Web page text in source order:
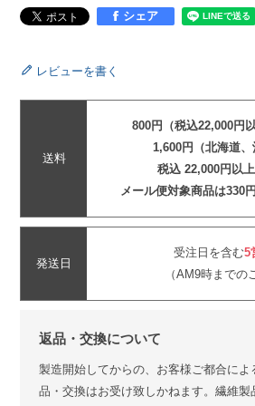
シェア
レビューを書く
送料
800円（税込22,000円
1,600円（北海道
税込 22,000円以上
メール便対象商品は330
発送日
受注日を含む5
（AM9時までの
返品・交換について
製造開始してからの、お客様ご都合によ
品・交換はお受け致しかねます。繊維製